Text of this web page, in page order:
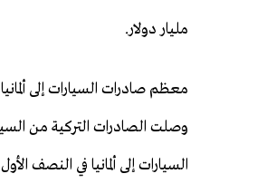
مليار دولار.
معظم صادرات السيارات إلى ألمانيا